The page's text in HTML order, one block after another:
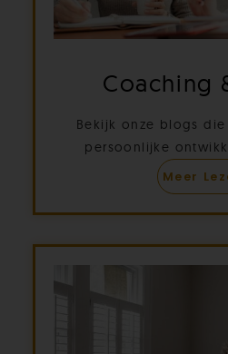
Coaching
Bekijk onze blogs
persoonlijke
Meer